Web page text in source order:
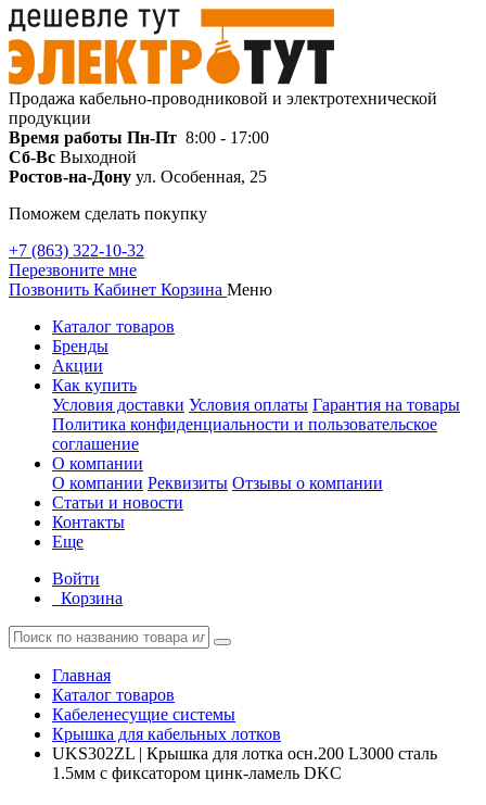
Продажа кабельно-проводниковой и электротехнической
продукции
Время работы Пн-Пт 8:00 - 17:00
Сб-Вс Выходной
Ростов-на-Дону ул. Особенная, 25
Поможем сделать покупку
+7 (863) 322-10-32
Перезвоните мне
Позвонить Кабинет Корзина Меню
Каталог товаров
Бренды
Акции
Как купить
Условия доставки Условия оплаты Гарантия на товары
Политика конфиденциальности и пользовательское
соглашение
О компании
О компании Реквизиты Отзывы о компании
Статьи и новости
Контакты
Еще
Войти
Корзина
Главная
Каталог товаров
Кабеленесущие системы
Крышка для кабельных лотков
UKS302ZL | Крышка для лотка осн.200 L3000 сталь
1.5мм с фиксатором цинк-ламель DKC